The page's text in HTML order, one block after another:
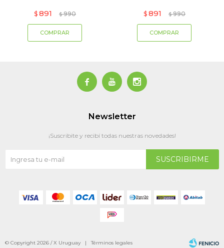
$ 891 $ 990 $ 891 $ 990
  
Newsletter
¡Suscribite y recibí todas nuestras novedades!
SUSCRIBIRME
© Copyright 2026 / X Uruguay |Términos legales